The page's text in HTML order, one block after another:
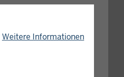
Weitere Informationen